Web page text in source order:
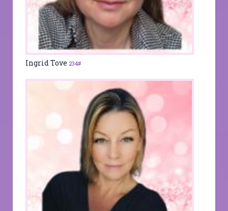
Ingrid Tove 234#